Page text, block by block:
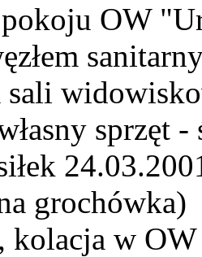
OW
sali
sprzęt
grochówka)
kolacja w